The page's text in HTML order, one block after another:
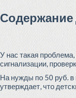
Содержание
У нас такая
сигнализации,
На нужды по 50 руб. в
утверждает, что